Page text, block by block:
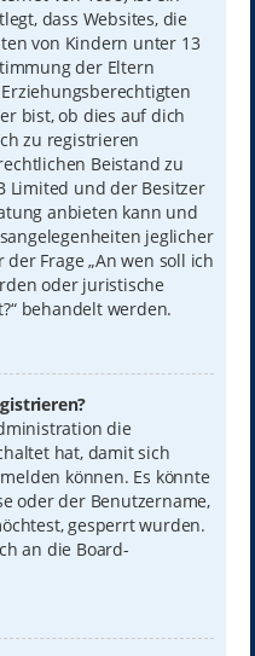
dass Websites, die
von Kindern unter 13
der Eltern
bist, ob dies auf dich
zu registrieren
Beistand zu
Limited und der Besitzer
anbieten kann und
jeglicher
Frage „An wen soll ich
oder juristische
behandelt werden.
die
hat, damit sich
können. Es könnte
oder der Benutzername,
gesperrt wurden.
an die Board-